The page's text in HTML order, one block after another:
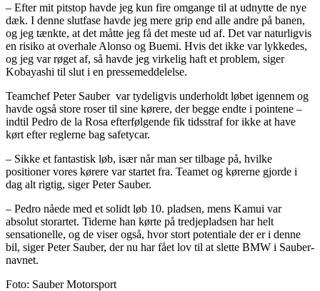
– Efter mit pitstop havde jeg kun fire omgange til at udnytte de nye
dæk. I denne slutfase havde jeg mere grip end alle andre på banen,
og jeg tænkte, at det måtte jeg få det meste ud af. Det var naturligvis
en risiko at overhale Alonso og Buemi. Hvis det ikke var lykkedes,
og jeg var røget af, så havde jeg virkelig haft et problem, siger
Kobayashi til slut i en pressemeddelelse.
Teamchef Peter Sauber var tydeligvis underholdt løbet igennem og
havde også store roser til sine kørere, der begge endte i pointene –
indtil Pedro de la Rosa efterfølgende fik tidsstraf for ikke at have
kørt efter reglerne bag safetycar.
– Sikke et fantastisk løb, især når man ser tilbage på, hvilke
positioner vores kørere var startet fra. Teamet og kørerne gjorde i
dag alt rigtig, siger Peter Sauber.
– Pedro nåede med et solidt løb 10. pladsen, mens Kamui var
absolut storartet. Tiderne han kørte på tredjepladsen har helt
sensationelle, og de viser også, hvor stort potentiale der er i denne
bil, siger Peter Sauber, der nu har fået lov til at slette BMW i Sauber-
navnet.
Foto: Sauber Motorsport